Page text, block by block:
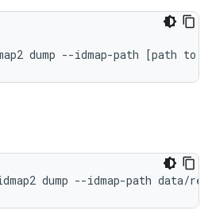
dump --idmap-path [path to
dump --idmap-path data/